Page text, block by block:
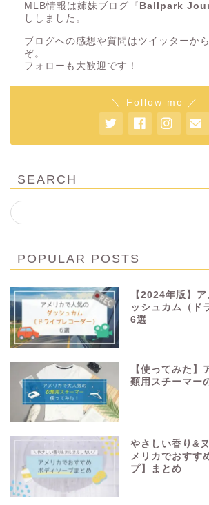
MLB情報は姉妹ブログ『 Ballpark
ししました。
ブログへの感想や質問はツイッターか
ぞ。
フォローも大歓迎です！
＼ Follow me ／
SEARCH
POPULAR POSTS
【2024年版】
ッシュカム（ド
6選
【使ってみた】
類用スチーマー
やさしい香り&
メリカでおすす
プ】まとめ